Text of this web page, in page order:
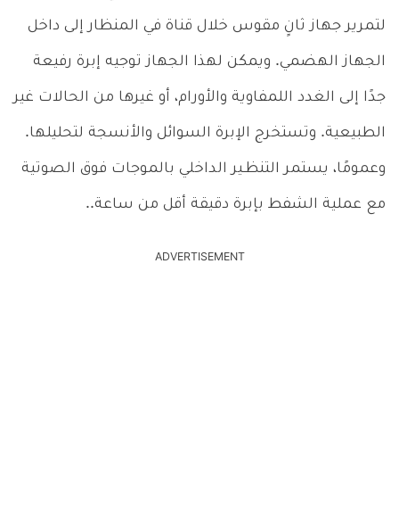
لتمرير جهاز ثانٍ مقوس خلال قناة في المنظار إلى داخل
الجهاز الهضمي. ويمكن لهذا الجهاز توجيه إبرة رفيعة
جدًا إلى الغدد اللمفاوية والأورام، أو غيرها من الحالات غير
الطبيعية. وتستخرج الإبرة السوائل والأنسجة لتحليلها.
وعمومًا، يستمر التنظـير الداخلي بالموجات فوق الصوتية
مع عملية الشفط بإبرة دقيقة أقل من ساعة..
ADVERTISEMENT